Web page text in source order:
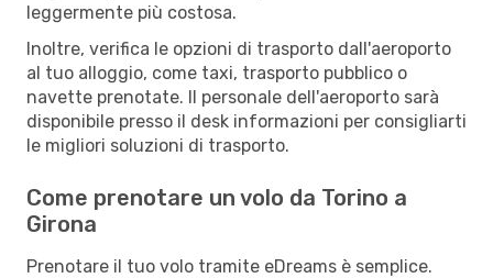
leggermente più costosa.
Inoltre, verifica le opzioni di trasporto dall'aeroporto
al tuo alloggio, come taxi, trasporto pubblico o
navette prenotate. Il personale dell'aeroporto sarà
disponibile presso il desk informazioni per consigliarti
le migliori soluzioni di trasporto.
Come prenotare un volo da Torino a
Girona
Prenotare il tuo volo tramite eDreams è semplice.